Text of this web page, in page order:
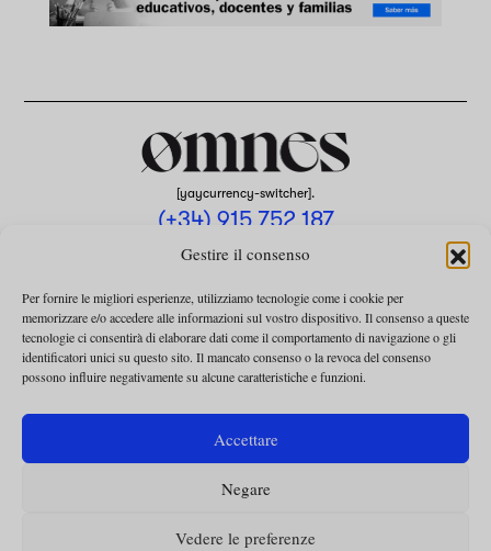
Gestire il consenso
Per fornire le migliori esperienze, utilizziamo tecnologie come i cookie per
memorizzare e/o accedere alle informazioni sul vostro dispositivo. Il consenso a queste
tecnologie ci consentirà di elaborare dati come il comportamento di navigazione o gli
identificatori unici su questo sito. Il mancato consenso o la revoca del consenso
possono influire negativamente su alcune caratteristiche e funzioni.
Accettare
Negare
Vedere le preferenze
[yaycurrency-switcher].
(+34) 915 752 187
omnes@omnesmag.com
INFORMATIVA SULLA PRIVACY
UTILIZZO DEI COOKIE
TERMINI E CONDIZIONI DELLA COLLABORAZIONE